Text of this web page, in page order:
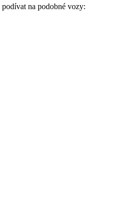
na podobné vozy: